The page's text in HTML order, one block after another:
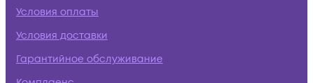
Условия оплаты
Условия доставки
Гарантийное обслуживание